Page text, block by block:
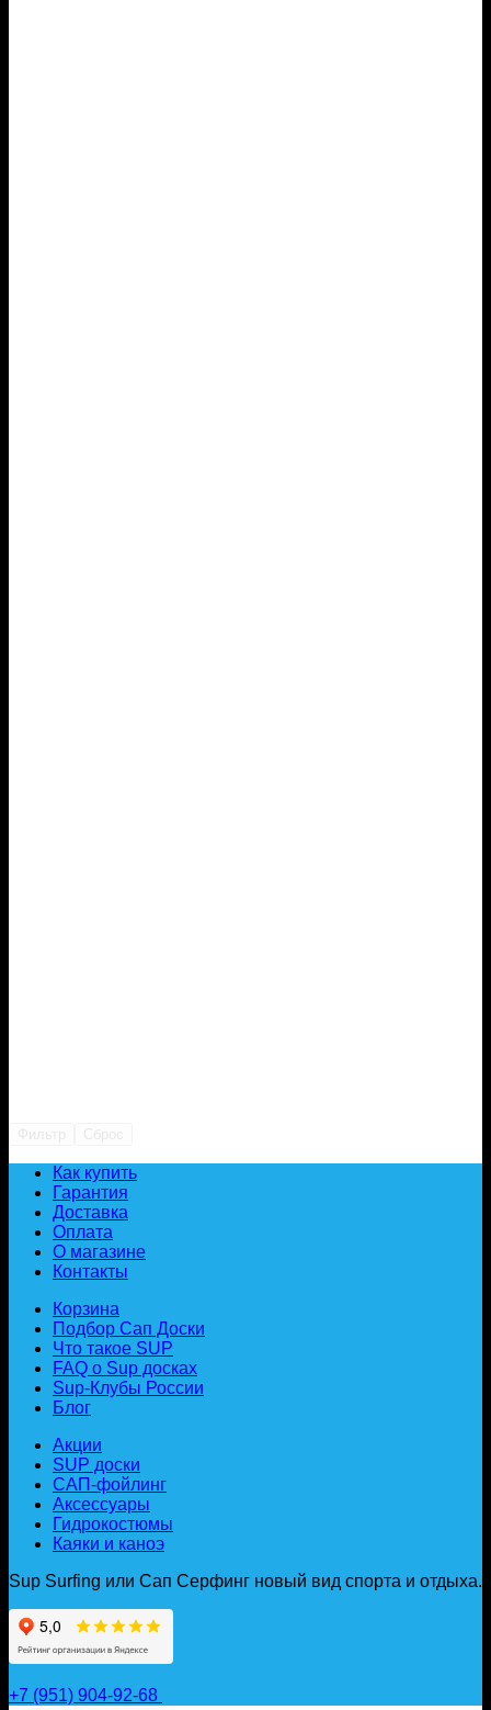
Как купить
Гарантия
Доставка
Оплата
О магазине
Контакты
Корзина
Подбор Сап Доски
Что такое SUP
FAQ о Sup досках
Sup-Клубы России
Блог
Акции
SUP доски
САП-фойлинг
Аксессуары
Гидрокостюмы
Каяки и каноэ
Sup Surfing или Сап Серфинг новый вид спорта и отдыха.
+7 (951) 904-92-68